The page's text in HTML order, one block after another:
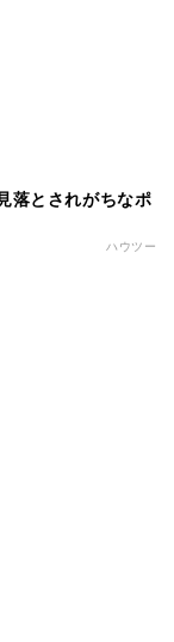
落とされがちなポ
ハウツー